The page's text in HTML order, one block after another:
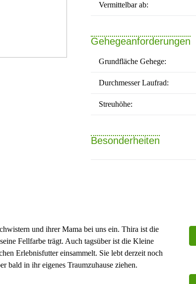
Vermittelbar ab:
Gehegeanforderungen
Grundfläche Gehege:
Durchmesser Laufrad:
Streuhöhe:
Besonderheiten
und ihrer Mama bei uns ein. Thira ist die
Fellfarbe trägt. Auch tagsüber ist die Kleine
Erlebnisfutter einsammelt. Sie lebt derzeit noch
bald in ihr eigenes Traumzuhause ziehen.